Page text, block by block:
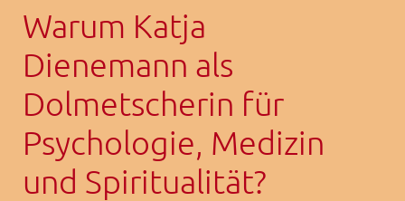
Warum Katja
Dienemann als
Dolmetscherin für
Psychologie, Medizin
und Spiritualität?